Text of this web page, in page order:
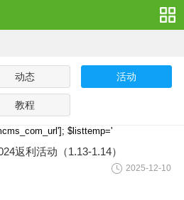
动态 活动
教程
$listtemp='
返利活动（1.13-1.14）
2025-12-10